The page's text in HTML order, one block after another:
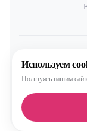
выдана
Используем
Пользуясь нашим